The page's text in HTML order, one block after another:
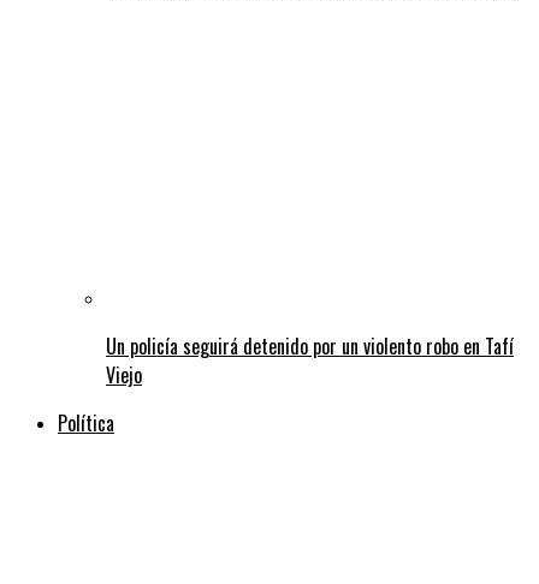
Un policía seguirá detenido por un violento robo en Tafí
Viejo
Política